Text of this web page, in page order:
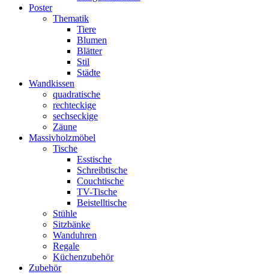
Poster
Thematik
Tiere
Blumen
Blätter
Stil
Städte
Wandkissen
quadratische
rechteckige
sechseckige
Zäune
Massivholzmöbel
Tische
Esstische
Schreibtische
Couchtische
TV-Tische
Beistelltische
Stühle
Sitzbänke
Wanduhren
Regale
Küchenzubehör
Zubehör